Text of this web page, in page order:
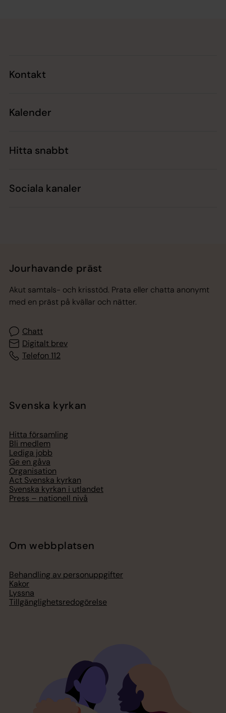
Kontakt
Kalender
Hitta snabbt
Sociala kanaler
Jourhavande präst
Akut samtals- och krisstöd. Prata eller chatta anonymt
med en präst på kvällar och nätter.
Chatt
Digitalt brev
Telefon 112
Svenska kyrkan
Hitta församling
Bli medlem
Lediga jobb
Ge en gåva
Organisation
Act Svenska kyrkan
Svenska kyrkan i utlandet
Press – nationell nivå
Om webbplatsen
Behandling av personuppgifter
Kakor
Lyssna
Tillgänglighetsredogörelse